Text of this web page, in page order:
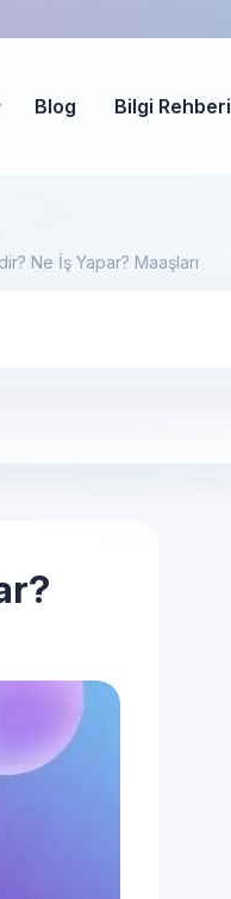
Blog Bilgi Rehberi
Ne İş Yapar? Maaşları